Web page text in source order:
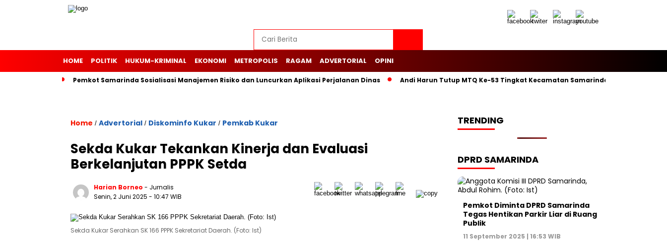
HOME POLITIK HUKUM-KRIMINAL EKONOMI METROPOLIS RAGAM ADVERTORIAL OPINI
Pemkot Samarinda Sosialisasi Manajemen Risiko dan Luncurkan Aplikasi Perjalanan Dinas Andi Harun Tutup MTQ Ke-53 Tingkat Kecamatan Samarinda Ilir, Kelurahan
Home / Advertorial / Diskominfo Kukar / Pemkab Kukar
Sekda Kukar Tekankan Kinerja dan Evaluasi
Berkelanjutan PPPK Setda
Harian Borneo - Jurnalis
Senin, 2 Juni 2025 - 10:47 WIB
Sekda Kukar Serahkan SK 166 PPPK Sekretariat Daerah. (Foto: Ist)
TRENDING
DPRD SAMARINDA
Pemkot Diminta DPRD Samarinda
Tegas Hentikan Parkir Liar di Ruang
Publik
11 September 2025 | 16:53 WIB